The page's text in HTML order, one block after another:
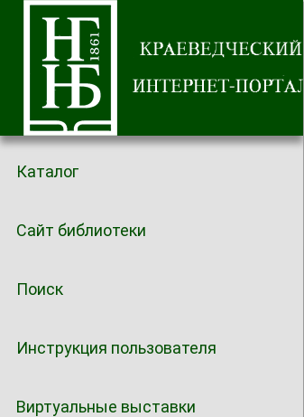
Каталог
Сайт библиотеки
Поиск
Инструкция пользователя
Виртуальные выставки